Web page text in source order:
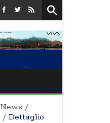
News /
/ Dettaglio